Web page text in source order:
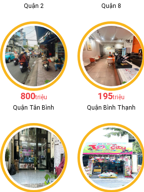
Quận 2
Quận 8
800triệu
Quận Tân Bình
195triệu
Quận Bình Thạnh